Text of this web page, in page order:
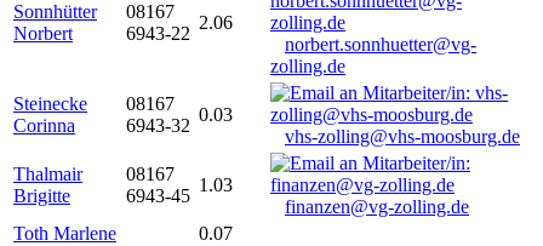
Sonnhütter
Norbert
08167
6943-22
2.06
norbert.sonnhuetter@vg-
zolling.de
Steinecke
Corinna
08167
6943-32
0.03
vhs-zolling@vhs-moosburg.de
Thalmair
Brigitte
08167
6943-45
1.03
finanzen@vg-zolling.de
Toth Marlene
0.07